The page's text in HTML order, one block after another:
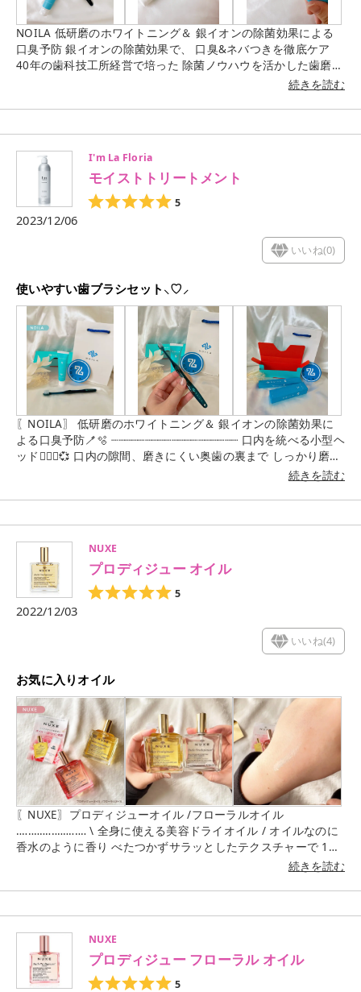
NOILA 低研磨のホワイトニング＆ 銀イオンの除菌効果による
口臭予防 銀イオンの除菌効果で、 口臭&ネバつきを徹底ケア
40年の歯科技工所経営で培った 除菌ノウハウを活かした歯磨き
べる小型ヘッド 口内の隙間、磨きにくい奥歯の裏まで しっかり
歯磨きしてます #ノイラ #NOILA #歯磨き粉 #銀イオン #持ち
歩きにも便利！ #デザイン #口臭予防 #私のこだわり #口臭対
策 #口臭ケア #低研磨 #ホワイトニング #歯ブラシ
‥‥‥‥‥‥‥‥‥‥‥‥‥‥‥‥‥‥‥
続きを読む
I'm La Floria
モイストトリートメント
5
2023/12/06
いいね(0)
使いやすい歯ブラシセット⸜♡⸝
〖NOILA〗 低研磨のホワイトニング＆ 銀イオンの除菌効果に
よる口臭予防🪥🫧 ┈┈┈┈┈┈┈┈┈┈┈┈┈┈┈┈┈┈┈ 口内を統べる小型ヘ
ッド🙆🏻‍♀️💞 口内の隙間、磨きにくい奥歯の裏まで しっかり磨
く、厚さ約4.5mmの小型で 楕円形のヘッドだから安定する磨
楽天店オープン記念キャンペーン PefectSetが30%OFF(￥3,400
ン #口臭予防 #口臭対策 #口臭ケア #低研磨 #ホワイト
ニング #ハイライトブラシ
続きを読む
NUXE
プロディジュー オイル
5
2022/12/03
いいね(4)
お気に入りオイル
〖NUXE〗プロディジューオイル /フローラルオイル
‥‥‥‥‥‥‥‥‥‥‥‥ \ 全身に使える美容ドライオイル / オイルなのに
香水のように香り べたつかずサラッとしたテクスチャーで 1本
で顔、体、髪と全身に使えて、 保湿からエイジングケアまでを
てもよくて、オイルのベタつきが 苦手だけど、このオイルはベ
何回もリピしてます◎ ユニセックスなので男女問わず 使用でき
るのが嬉しいポイント🙆🏻‍♀️🤍 お風呂上がり吹きかけて塗り塗り
続きを読む
NUXE
プロディジュー フローラル オイル
5